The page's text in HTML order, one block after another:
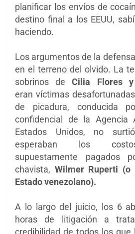
planificar los envíos de
destino final a los EEUU,
haciendo.
Los argumentos de la
en el terreno del olvido. La
sobrinos deCilia Flores
eran víctimas
de picadura, conducida
confidencial de la Agencia
Estados Unidos, no
esperaban los
supuestamente pagados
chavista, Wilmer Ruperti (o
Estado venezolano).
A lo largo del juicio, los 6
horas de litigación a
credibilidad de todos los que